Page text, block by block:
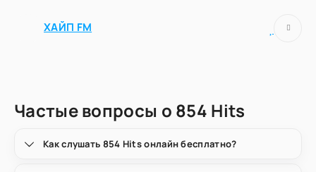
ХАЙП FM
Частые вопросы о 854 Hits
Как слушать 854 Hits онлайн бесплатно?